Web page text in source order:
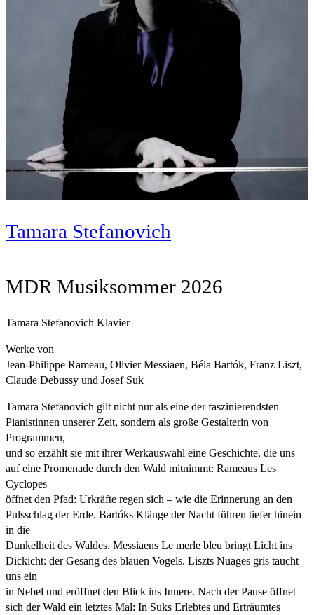
Tamara Stefanovich
MDR Musiksommer 2026
Tamara Stefanovich Klavier
Werke von
Jean-Philippe Rameau, Olivier Messiaen, Béla Bartók, Franz Liszt,
Claude Debussy und Josef Suk
Tamara Stefanovich gilt nicht nur als eine der faszinierendsten
Pianistinnen unserer Zeit, sondern als große Gestalterin von
Programmen,
und so erzählt sie mit ihrer Werkauswahl eine Geschichte, die uns
auf eine Promenade durch den Wald mitnimmt: Rameaus Les
Cyclopes
öffnet den Pfad: Urkräfte regen sich – wie die Erinnerung an den
Pulsschlag der Erde. Bartóks Klänge der Nacht führen tiefer hinein
in die
Dunkelheit des Waldes. Messiaens Le merle bleu bringt Licht ins
Dickicht: der Gesang des blauen Vogels. Liszts Nuages gris taucht
uns ein
in Nebel und eröffnet den Blick ins Innere. Nach der Pause öffnet
sich der Wald ein letztes Mal: In Suks Erlebtes und Erträumtes